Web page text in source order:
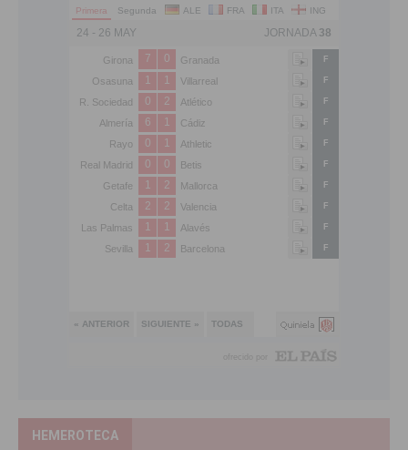
HEMEROTECA